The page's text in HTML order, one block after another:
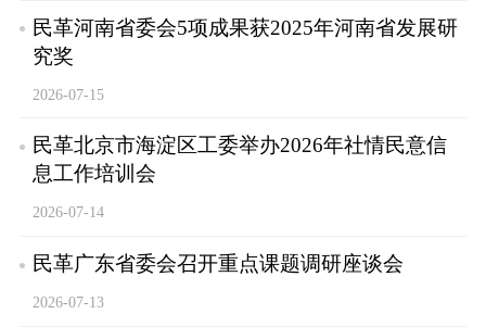
民革河南省委会5项成果获2025年河南省发展研
究奖
2026-07-15
民革北京市海淀区工委举办2026年社情民意信
息工作培训会
2026-07-14
民革广东省委会召开重点课题调研座谈会
2026-07-13